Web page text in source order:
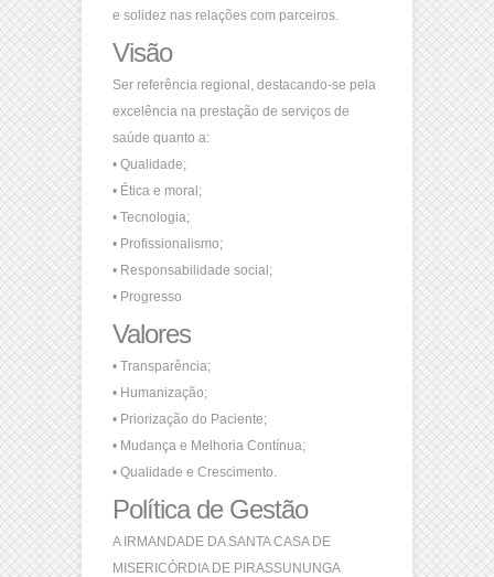
e solidez nas relações com parceiros.
Visão
Ser referência regional, destacando-se pela
excelência na prestação de serviços de
saúde quanto a:
• Qualidade;
• Ética e moral;
• Tecnologia;
• Profissionalismo;
• Responsabilidade social;
• Progresso
Valores
• Transparência;
• Humanização;
• Priorização do Paciente;
• Mudança e Melhoria Contínua;
• Qualidade e Crescimento.
Política de Gestão
A IRMANDADE DA SANTA CASA DE
MISERICÓRDIA DE PIRASSUNUNGA